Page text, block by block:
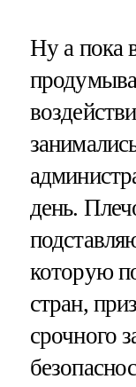
Ну а пока
день.
которую
стран,
срочного